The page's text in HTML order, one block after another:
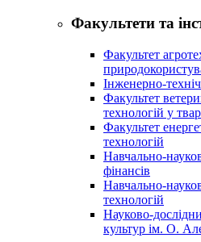
Факультети та
Факультет
Інженерно-
Факультет
технологій у
Факультет
технологій
Навчально-
фінансів
Навчально-
технологій
Науково-
культур ім. О.